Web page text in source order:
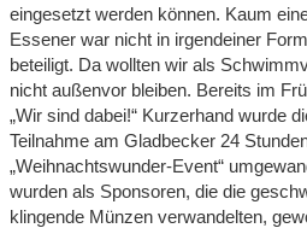
eingesetzt werden können. Kaum
Essener war nicht in irgendeiner
beteiligt. Da wollten wir als
nicht außenvor bleiben. Bereits im
„Wir sind dabei!“ Kurzerhand wurde
Teilnahme am Gladbecker 24
„Weihnachtswunder-Event“
wurden als Sponsoren, die die
klingende Münzen verwandelten,